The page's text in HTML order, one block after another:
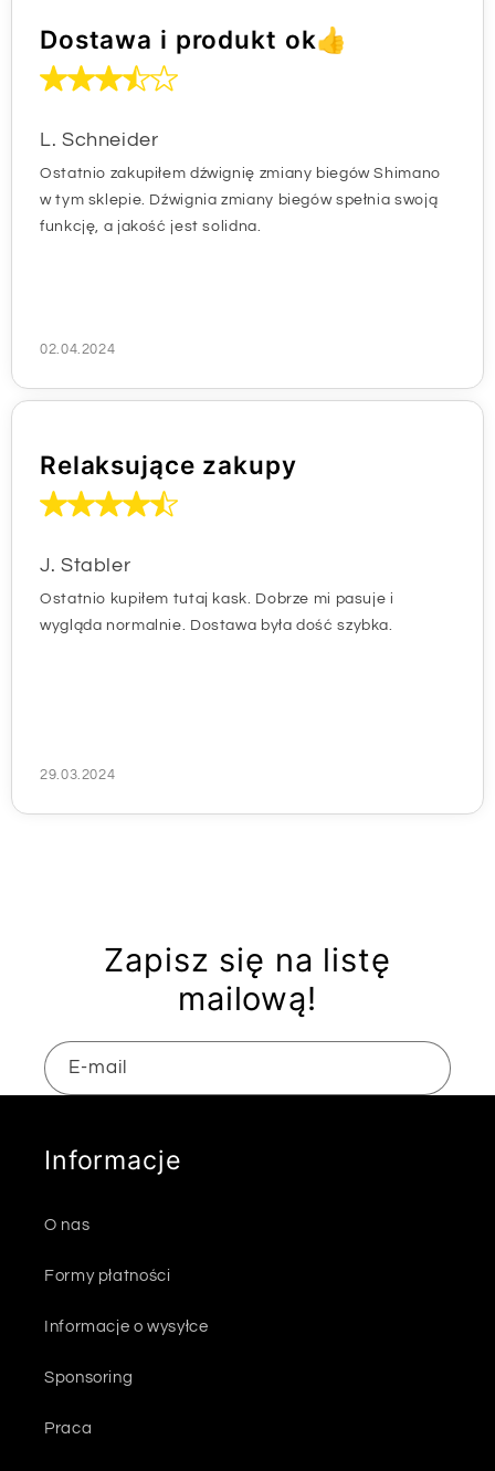
Dostawa i produkt ok👍
L. Schneider
Ostatnio zakupiłem dźwignię zmiany biegów Shimano
w tym sklepie. Dźwignia zmiany biegów spełnia swoją
funkcję, a jakość jest solidna.
02.04.2024
Relaksujące zakupy
J. Stabler
Ostatnio kupiłem tutaj kask. Dobrze mi pasuje i
wygląda normalnie. Dostawa była dość szybka.
29.03.2024
Zapisz się na listę
mailową!
E-mail
Informacje
O nas
Formy płatności
Informacje o wysyłce
Sponsoring
Praca